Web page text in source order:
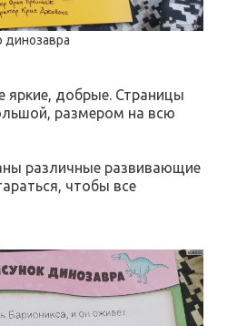
динозавра
яркие, добрые. Страницы
размером на всю
различные развивающие
чтобы все